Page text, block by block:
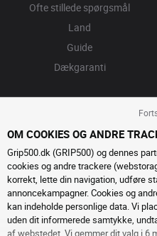
Ofte stillede spørgsmål
Land
Guide
Dækgaranti
OM COOKIES OG ANDRE
Grip500.dk (GRIP500) og dennes
cookies og andre trackere
korrekt, lette din navigation, udføre
annoncekampagner. Cookies og
kan indeholde personlige data. Vi
uden dit informerede samtykke,
af ​​webstedet. Vi gemmer dit valg i 6